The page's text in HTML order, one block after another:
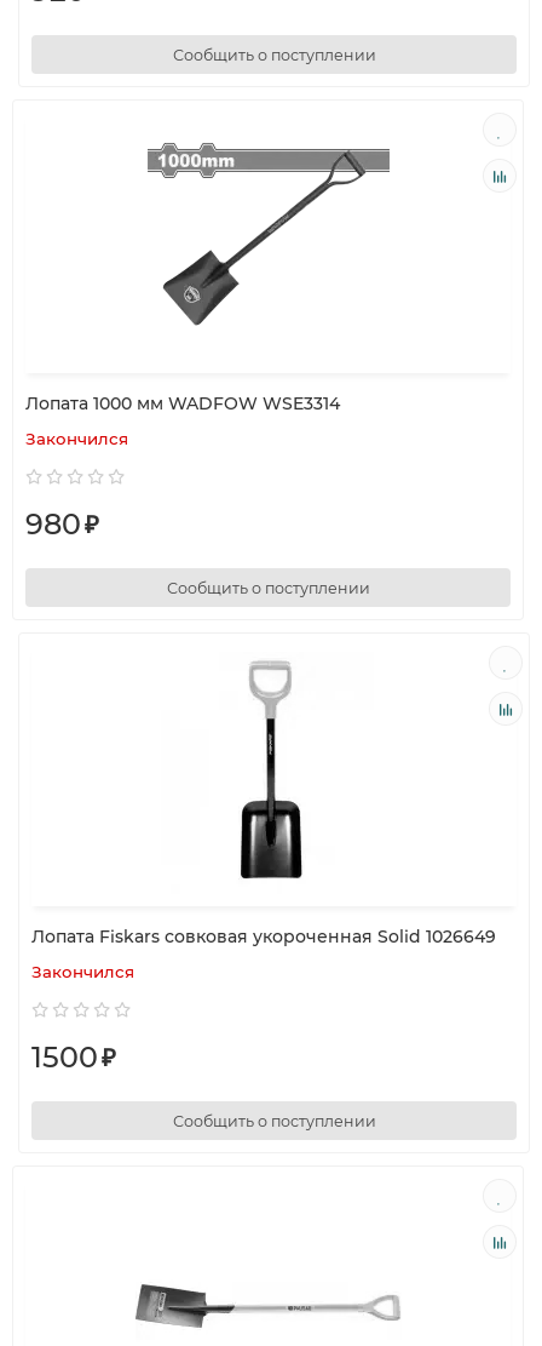
Сообщить о поступлении
Лопата 1000 мм WADFOW WSE3314
Закончился
980₽
Сообщить о поступлении
Лопата Fiskars совковая укороченная Solid 1026649
Закончился
1500₽
Сообщить о поступлении